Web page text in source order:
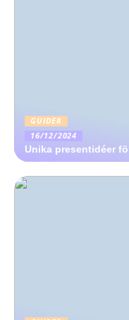
GUIDER
16/12/2024
Unika presentidéer